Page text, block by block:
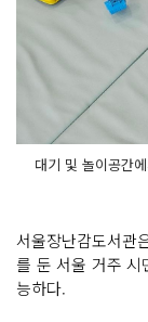
대기 및 놀이공간
서울장난감도서관
를 둔 서울 거주
능하다.